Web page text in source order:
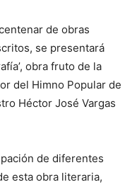
de obras
se presentará
obra fruto de la
del Himno Popular de
Héctor José Vargas
de diferentes
esta obra literaria,